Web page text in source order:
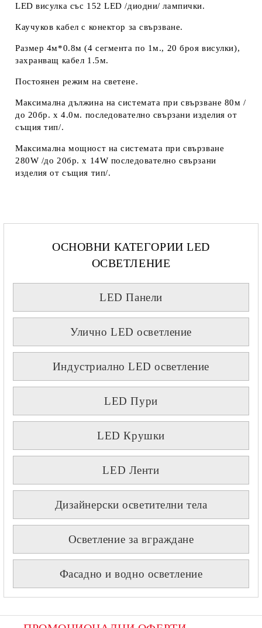
LED висулка със 152 LED /диодни/ лампички.
Каучуков кабел с конектор за свързване.
Размер 4м*0.8м (4 сегмента по 1м., 20 броя висулки),
захранващ кабел 1.5м.
Постоянен режим на светене.
Максимална дължина на системата при свързване 80м /
до 20бр. х 4.0м. последователно свързани изделия от
същия тип/.
Максимална мощност на системата при свързване
280W /до 20бр. х 14W последователно свързани
изделия от същия тип/.
ОСНОВНИ КАТЕГОРИИ LED
ОСВЕТЛЕНИЕ
LED Панели
Улично LED осветление
Индустриално LED осветление
LED Пури
LED Крушки
LED Ленти
Дизайнерски осветителни тела
Осветление за вграждане
Фасадно и водно осветление